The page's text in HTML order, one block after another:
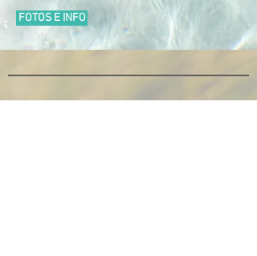
FOTOS E INFO